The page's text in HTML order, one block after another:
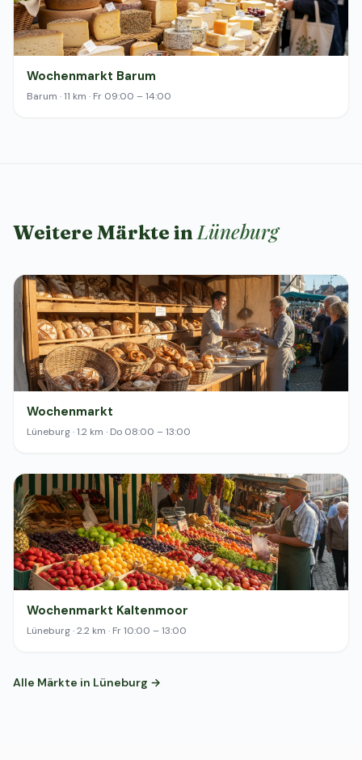
Wochenmarkt Barum
Barum · 11 km · Fr 09:00 – 14:00
Weitere Märkte inLüneburg
Wochenmarkt
Lüneburg · 1.2 km · Do 08:00 – 13:00
Wochenmarkt Kaltenmoor
Lüneburg · 2.2 km · Fr 10:00 – 13:00
Alle Märkte in Lüneburg →